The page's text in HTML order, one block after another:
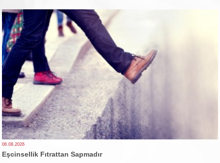
06.08.2026
Eşcinsellik Fıtrattan Sapmadır